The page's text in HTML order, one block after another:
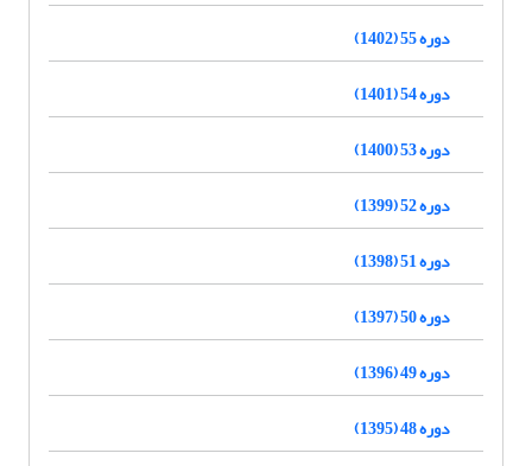
دوره 55 (1402)
دوره 54 (1401)
دوره 53 (1400)
دوره 52 (1399)
دوره 51 (1398)
دوره 50 (1397)
دوره 49 (1396)
دوره 48 (1395)